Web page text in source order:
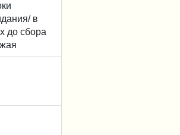
в
до сбора